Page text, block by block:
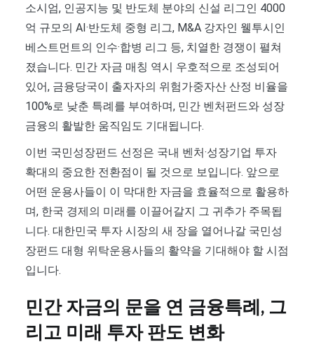
소시엄, 인공지능 및 반도체 분야의 신설 리그인 4000
억 규모의 AI·반도체 중형 리그, M&A 강자인 웰투시인
베스트먼트의 인수·합병 리그 등, 치열한 경쟁이 펼쳐
졌습니다. 민간 자금 매칭 역시 우호적으로 조성되어
있어, 금융당국이 출자자의 위험가중자산 산정 비율을
100%로 낮춘 특례를 부여하며, 민간 벤처펀드와 성장
금융의 활발한 움직임도 기대됩니다.
이번 국민성장펀드 선정은 국내 벤처·성장기업 투자
확대의 중요한 전환점이 될 것으로 보입니다. 앞으로
어떤 운용사들이 이 막대한 자금을 효율적으로 활용하
며, 한국 경제의 미래를 이끌어갈지 그 귀추가 주목됩
니다. 대한민국 투자 시장의 새 장을 열어나갈 국민성
장펀드 대형 위탁운용사들의 활약을 기대해야 할 시점
입니다.
민간 자금의 문을 연 금융특례, 그
리고 미래 투자 판도 변화